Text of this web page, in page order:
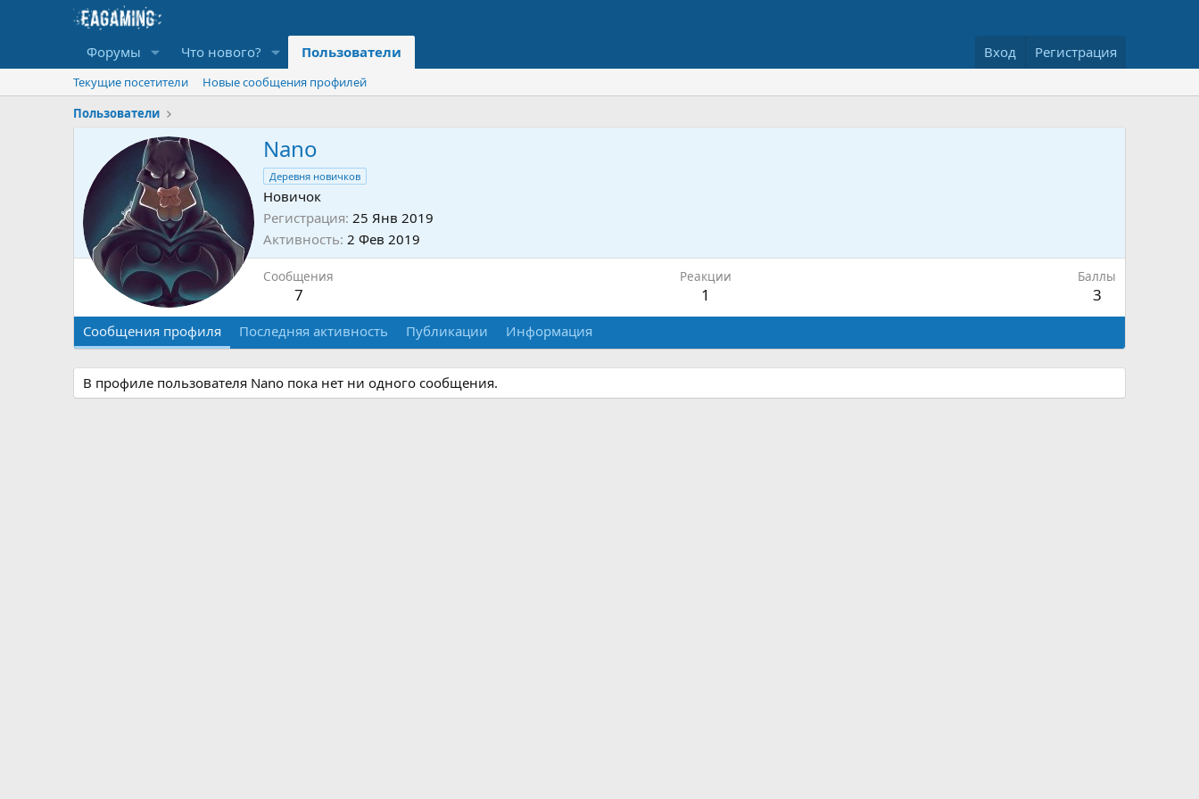
Форумы Что нового? Пользователи Вход Регистрация
Текущие посетители
Новые сообщения профилей
Пользователи
Nano
Деревня новичков
Новичок
Регистрация 25 Янв 2019
Активность 2 Фев 2019
Сообщения
7
Реакции
1
Баллы
3
Сообщения профиля Последняя активность Публикации Информация
В профиле пользователя Nano пока нет ни одного сообщения.